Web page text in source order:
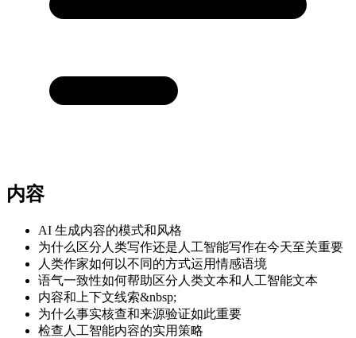
内容
AI 生成内容的模式和风格
为什么区分人类写作还是人工智能写作在今天至关重要
人类作家如何以不同的方式运用情感语境
语气一致性如何帮助区分人类文本和人工智能文本
内容和上下文线索&nbsp;
为什么事实核查和来源验证如此重要
检查人工智能内容的实用策略